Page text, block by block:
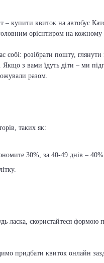
– купити квиток на автобус
орієнтиром на кожному
розібрати пошту, глянути
з вами їдуть діти – ми
разом.
таких як:
30%, за 40-49 днів –
ласка, скористайтеся
придбати квиток онлайн